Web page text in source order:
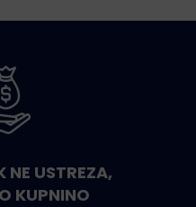
NE USTREZA,
KUPNINO